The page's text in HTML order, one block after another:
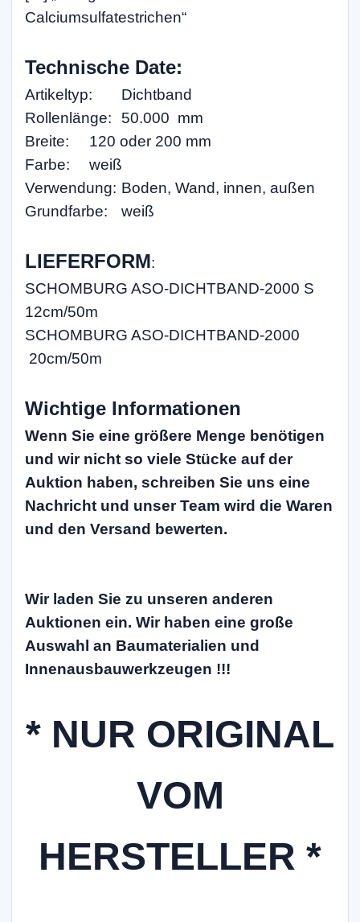
Calciumsulfatestrichen“
Technische Date:
Artikeltyp:
Dichtband
Rollenlänge:
50.000 mm
Breite:
120 oder 200 mm
Farbe:
weiß
Verwendung: Boden, Wand, innen, außen
Grundfarbe:
weiß
LIEFERFORM:
SCHOMBURG ASO-DICHTBAND-2000 S
12cm/50m
SCHOMBURG ASO-DICHTBAND-2000
20cm/50m
Wichtige Informationen
Wenn Sie eine größere Menge benötigen
und wir nicht so viele Stücke auf der
Auktion haben, schreiben Sie uns eine
Nachricht und unser Team wird die Waren
und den Versand bewerten.
Wir laden Sie zu unseren anderen
Auktionen ein. Wir haben eine große
Auswahl an Baumaterialien und
Innenausbauwerkzeugen !!!
* NUR ORIGINAL
VOM
HERSTELLER *